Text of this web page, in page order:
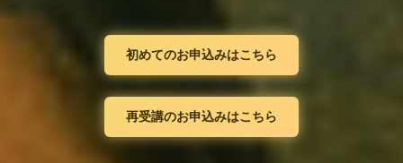
初めてのお申込みはこちら
再受講のお申込みはこちら